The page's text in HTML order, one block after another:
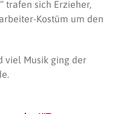
trafen sich Erzieher,
Kostüm um den
viel Musik ging der